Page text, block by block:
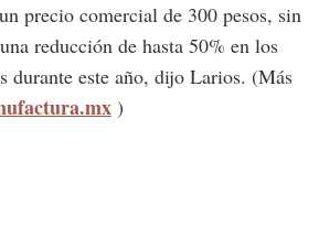
precio comercial de 300 pesos, sin
reducción de hasta 50% en los
durante este año, dijo Larios. (Más
)